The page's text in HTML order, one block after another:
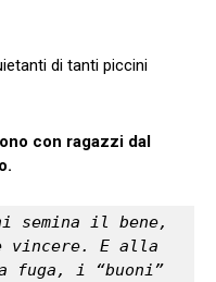
di tanti piccini
con ragazzi dal
semina il bene,
vincere. E alla
fuga, i “buoni”